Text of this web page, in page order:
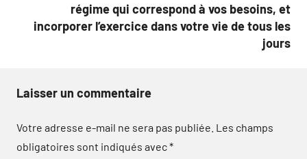
régime qui correspond à vos besoins, et
incorporer l’exercice dans votre vie de tous les
jours
Laisser un commentaire
Votre adresse e-mail ne sera pas publiée. Les champs
obligatoires sont indiqués avec*